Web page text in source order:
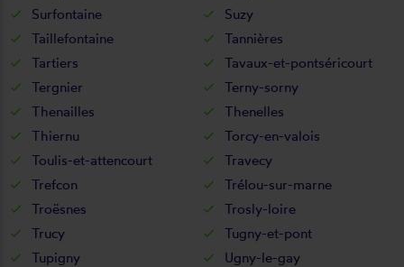
Surfontaine
Suzy
Taillefontaine
Tannières
Tartiers
Tavaux-et-pontséricourt
Tergnier
Terny-sorny
Thenailles
Thenelles
Thiernu
Torcy-en-valois
Toulis-et-attencourt
Travecy
Trefcon
Trélou-sur-marne
Troësnes
Trosly-loire
Trucy
Tugny-et-pont
Tupigny
Ugny-le-gay